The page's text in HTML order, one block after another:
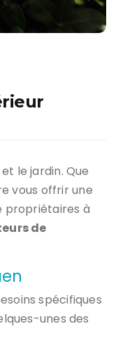
le jardin. Que
vous offrir une
propriétaires à
de
spécifiques
unes des